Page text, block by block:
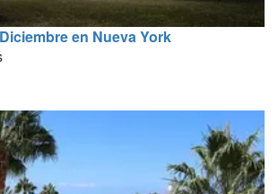
en Nueva York